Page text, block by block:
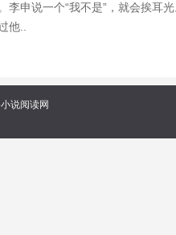
申说一个“我不是”，就会挨耳
他..
说阅读网